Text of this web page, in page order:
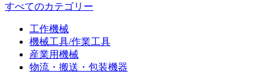
すべてのカテゴリー
工作機械
機械工具/作業工具
産業用機械
物流・搬送・包装機器